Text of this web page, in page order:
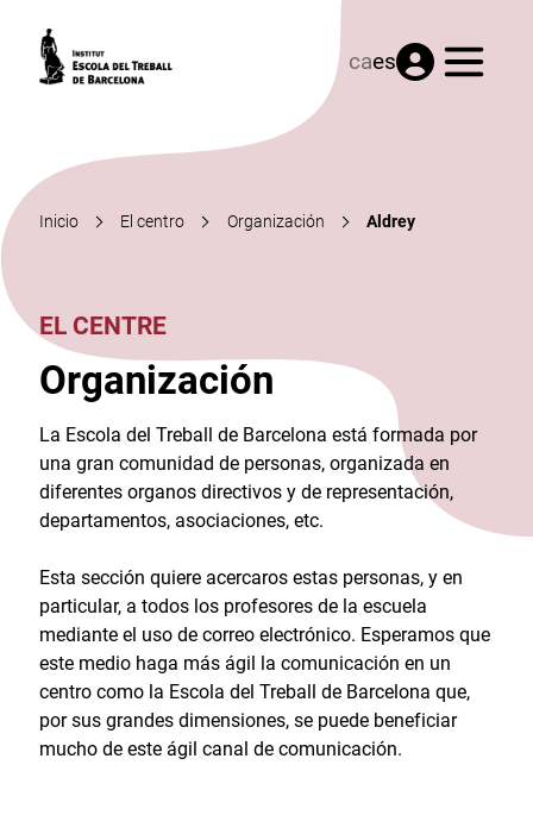
caes Menú
Inicio El centro Organización Aldrey
EL CENTRE
Organización
La Escola del Treball de Barcelona está formada por
una gran comunidad de personas, organizada en
diferentes organos directivos y de representación,
departamentos, asociaciones, etc.
Esta sección quiere acercaros estas personas, y en
particular, a todos los profesores de la escuela
mediante el uso de correo electrónico. Esperamos que
este medio haga más ágil la comunicación en un
centro como la Escola del Treball de Barcelona que,
por sus grandes dimensiones, se puede beneficiar
mucho de este ágil canal de comunicación.